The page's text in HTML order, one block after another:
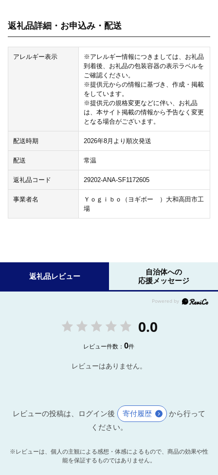
返礼品詳細・お申込み・配送
アレルギー表示
※アレルギー情報につきましては、お礼品
到着後、お礼品の包装容器の表示ラベルを
ご確認ください。
※提供元からの情報に基づき、作成・掲載
をしています。
※提供元の規格変更などに伴い、お礼品
は、本サイト掲載の情報から予告なく変更
となる場合がございます。
配送時期 2026年8月より順次発送
配送 常温
返礼品コード 29202-ANA-SF1172605
事業者名
Ｙｏｇｉｂｏ（ヨギボー ）大和高田市工
場
返礼品レビュー
自治体への
応援メッセージ
0.0
レビュー件数：0件
レビューはありません。
レビューの投稿は、ログイン後 寄付履歴
から行って
ください。
※レビューは、個人の主観による感想・体感によるもので、商品の効果や性
能を保証するものではありません。